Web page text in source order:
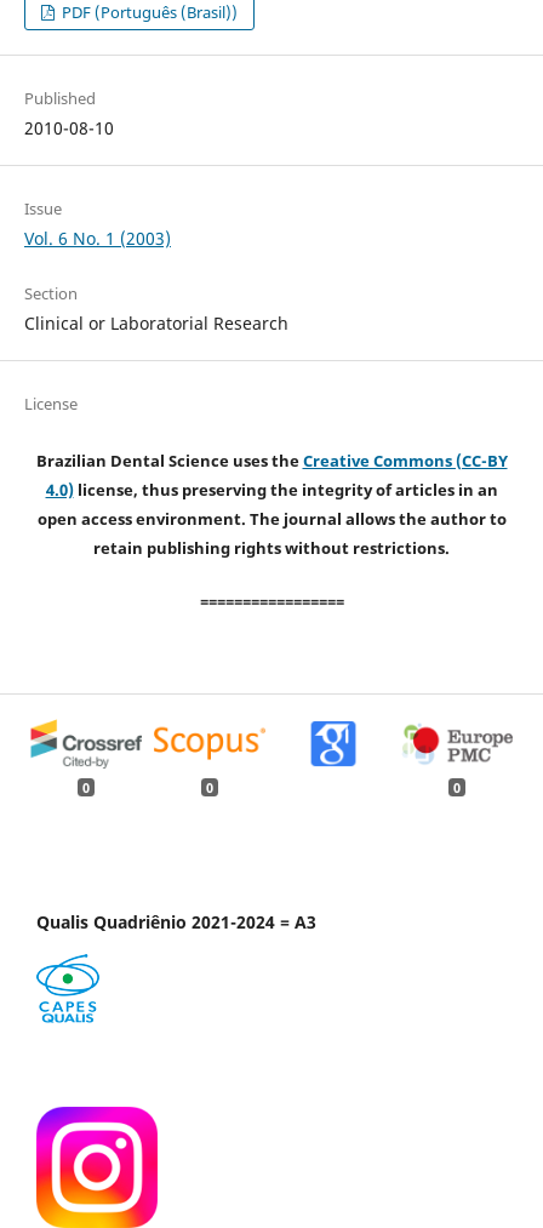
PDF (Português (Brasil))
Published
2010-08-10
Issue
Vol. 6 No. 1 (2003)
Section
Clinical or Laboratorial Research
License
Brazilian Dental Science uses theCreative Commons (CC-BY
4.0)license, thus preserving the integrity of articles in an
open access environment. The journal allows the author to
retain publishing rights without restrictions.
=================
0 0 0
Qualis Quadriênio 2021-2024 = A3